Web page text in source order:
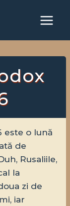
este o lună
de
Rusaliile,
la
zi de
iar